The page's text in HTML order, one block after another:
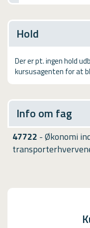
Hold
Der er pt. ingen hold
kursusagenten for at
Info om fag
47722 - Økonomi